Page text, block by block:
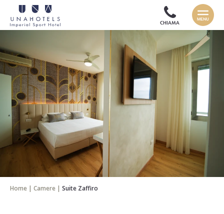
CHIAMA
Home | Camere | Suite Zaffiro